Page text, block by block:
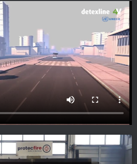
de acuerdo" para habilitar